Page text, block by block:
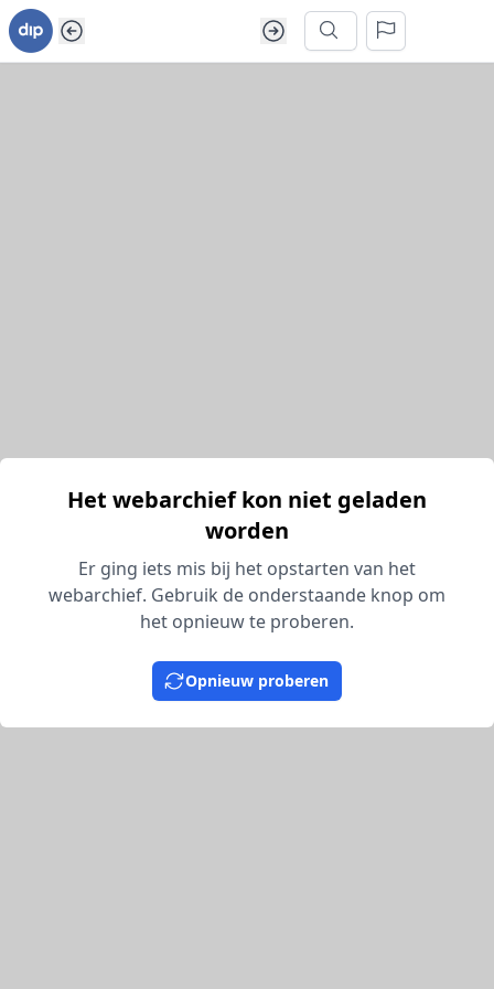
Ga naar inhoud van webarchief
Zoek in dit webarchief
Het webarchief kon niet geladen
worden
Er ging iets mis bij het opstarten van het
webarchief. Gebruik de onderstaande knop om
het opnieuw te proberen.
Opnieuw proberen